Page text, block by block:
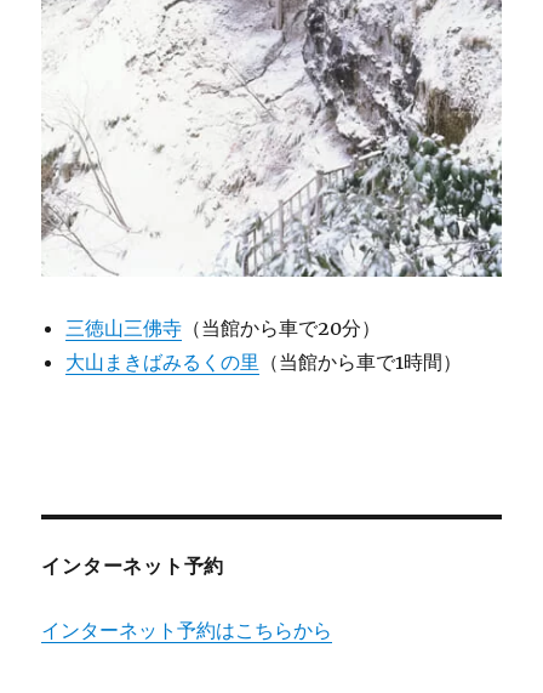
三徳山三佛寺 （当館から車で20分）
大山まきばみるくの里 （当館から車で1時間）
インターネット予約
インターネット予約はこちらから